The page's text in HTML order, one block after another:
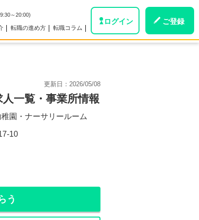
～20:00)
転職の進め方 転職コラム
ログイン ご登録
更新日： 2026/05/08
一覧・事業所情報
園・ナーサリールーム
10
う